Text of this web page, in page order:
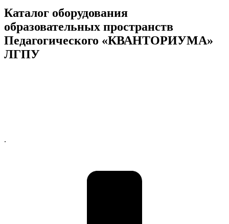
Каталог оборудования
образовательных пространств
Педагогического «КВАНТОРИУМА»
ЛГПУ
.